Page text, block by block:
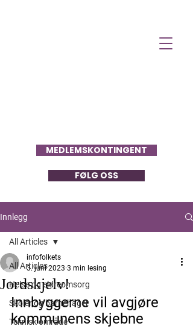
MEDLEMSKONTINGENT
FØLG OSS
Innlegg
All Articles
Helse og eldreomsorg
Skoler og barnehager
Teknisk område
All Articles
Jordskjelv!
infofolkets
3. juni 2023 3 min lesing
Innbyggerne vil avgjøre
kommunens skjebne